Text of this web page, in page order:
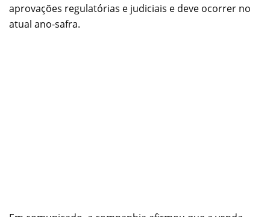
aprovações regulatórias e judiciais e deve ocorrer no
atual ano-safra.